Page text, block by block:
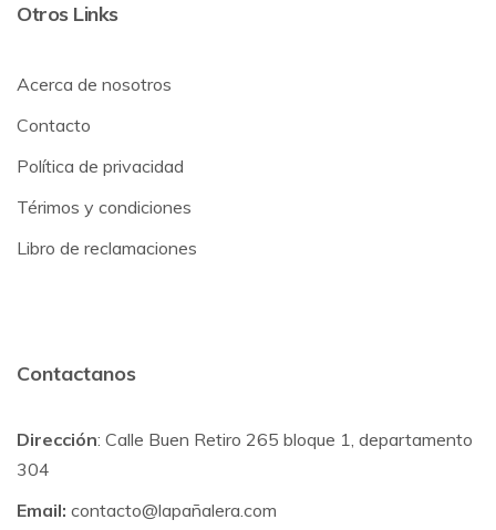
Otros Links
Acerca de nosotros
Contacto
Política de privacidad
Térimos y condiciones
Libro de reclamaciones
Contactanos
Dirección: Calle Buen Retiro 265 bloque 1, departamento
304
Email: contacto@lapañalera.com